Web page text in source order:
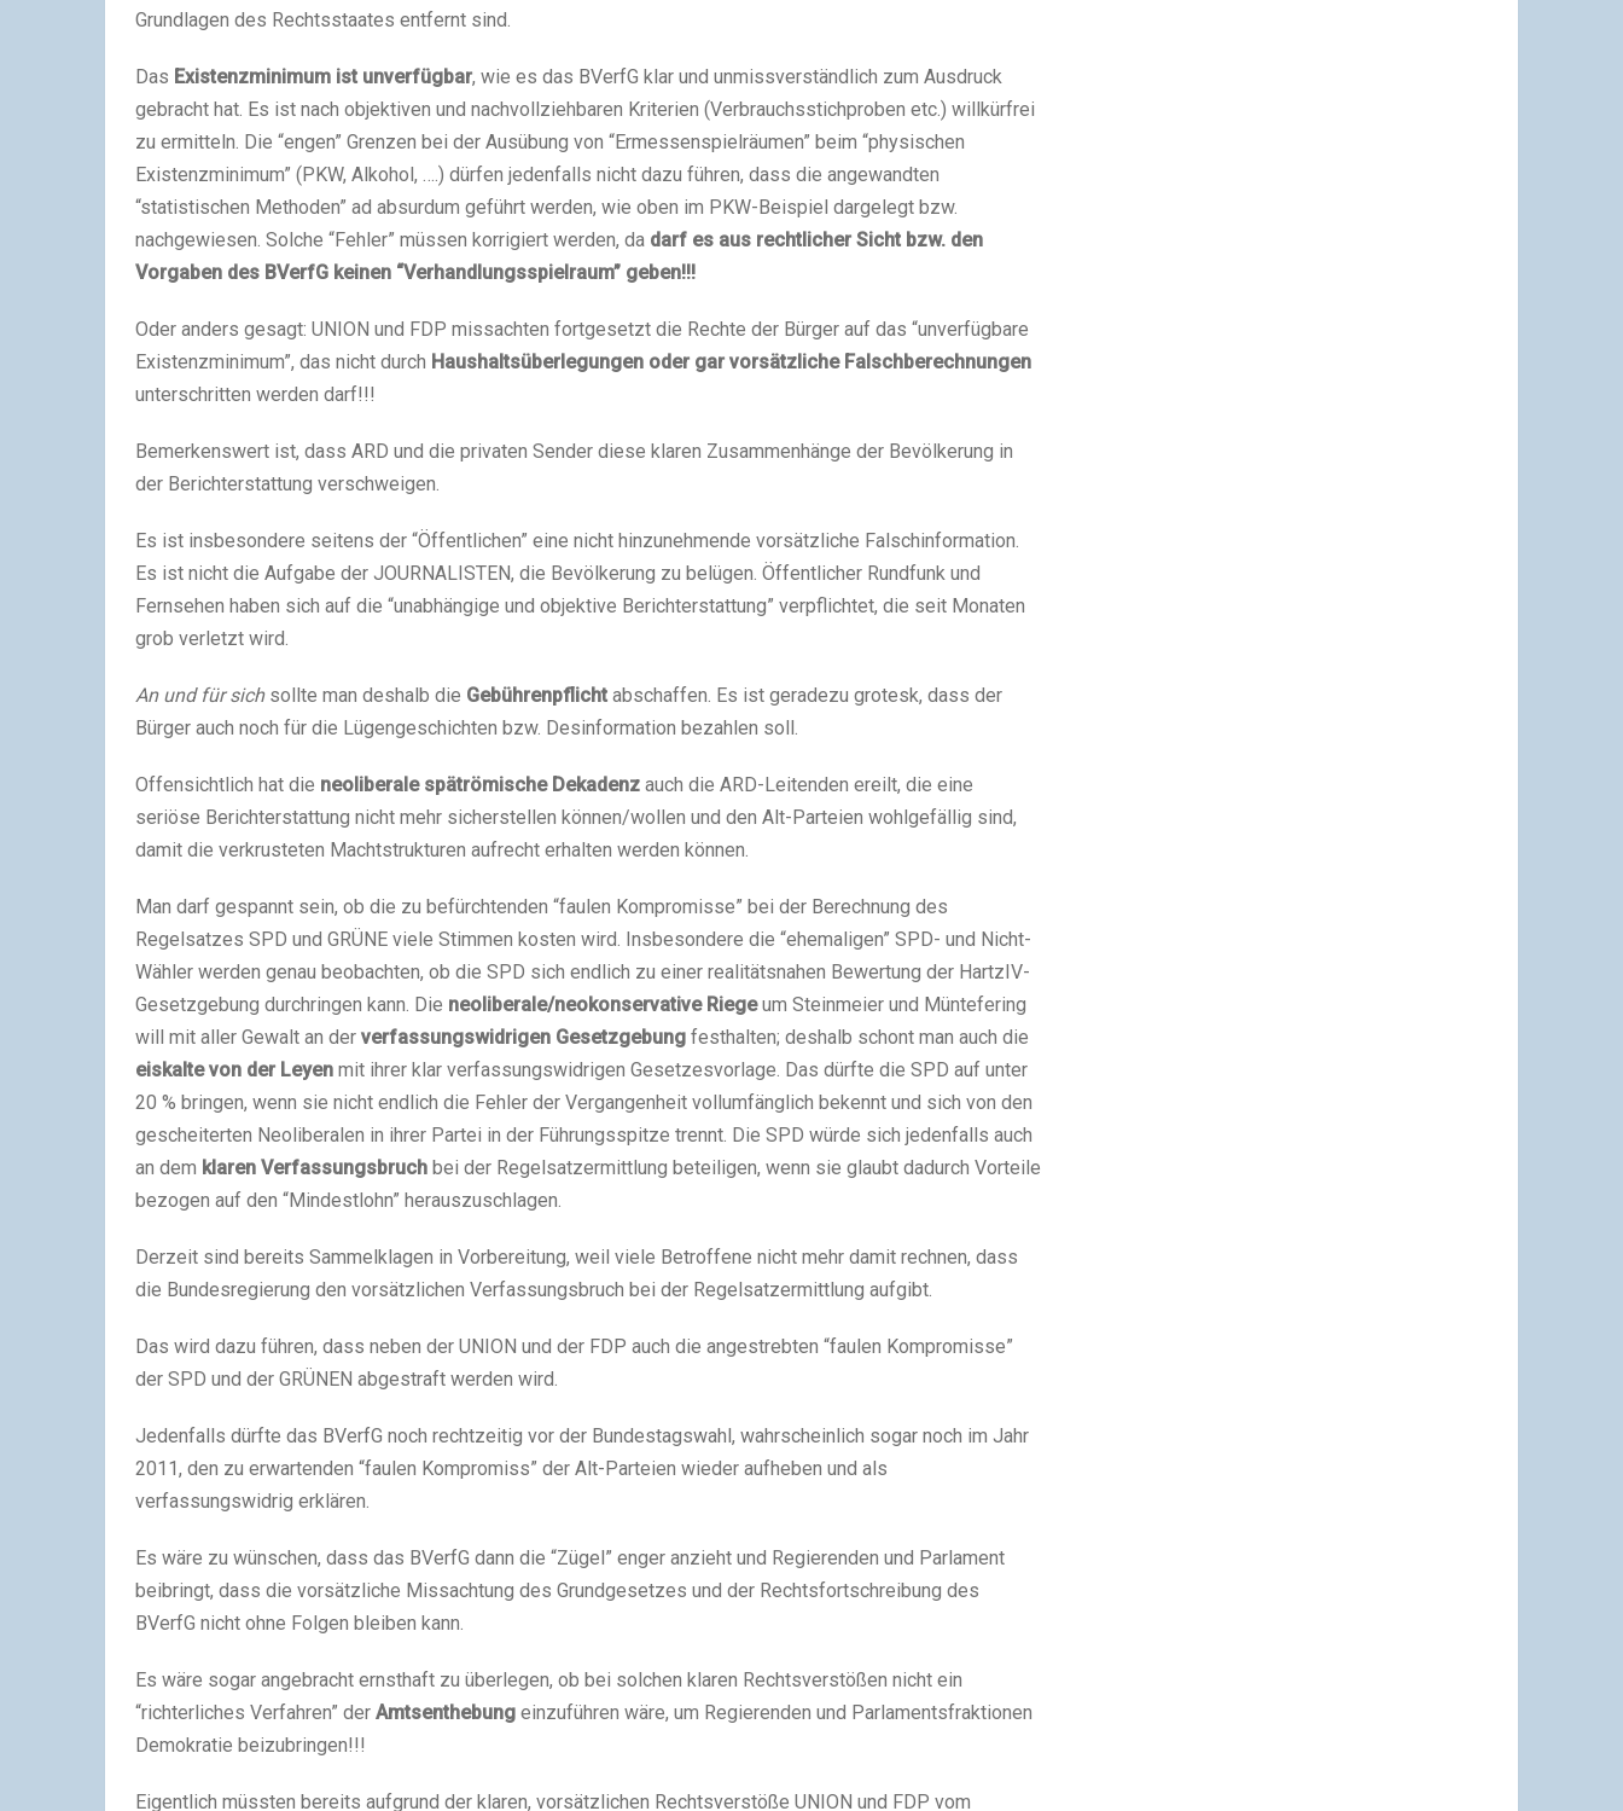
Grundlagen des Rechtsstaates entfernt sind.
Das Existenzminimum ist unverfügbar, wie es das BVerfG klar und unmissverständlich zum Ausdruck
gebracht hat. Es ist nach objektiven und nachvollziehbaren Kriterien (Verbrauchsstichproben etc.) willkürfrei
zu ermitteln. Die “engen” Grenzen bei der Ausübung von “Ermessenspielräumen” beim “physischen
Existenzminimum” (PKW, Alkohol, ….) dürfen jedenfalls nicht dazu führen, dass die angewandten
“statistischen Methoden” ad absurdum geführt werden, wie oben im PKW-Beispiel dargelegt bzw.
nachgewiesen. Solche “Fehler” müssen korrigiert werden, da darf es aus rechtlicher Sicht bzw. den
Vorgaben des BVerfG keinen “Verhandlungsspielraum” geben!!!
Oder anders gesagt: UNION und FDP missachten fortgesetzt die Rechte der Bürger auf das “unverfügbare
Existenzminimum”, das nicht durch Haushaltsüberlegungen oder gar vorsätzliche Falschberechnungen
unterschritten werden darf!!!
Bemerkenswert ist, dass ARD und die privaten Sender diese klaren Zusammenhänge der Bevölkerung in
der Berichterstattung verschweigen.
Es ist insbesondere seitens der “Öffentlichen” eine nicht hinzunehmende vorsätzliche Falschinformation.
Es ist nicht die Aufgabe der JOURNALISTEN, die Bevölkerung zu belügen. Öffentlicher Rundfunk und
Fernsehen haben sich auf die “unabhängige und objektive Berichterstattung” verpflichtet, die seit Monaten
grob verletzt wird.
An und für sich sollte man deshalb die Gebührenpflicht abschaffen. Es ist geradezu grotesk, dass der
Bürger auch noch für die Lügengeschichten bzw. Desinformation bezahlen soll.
Offensichtlich hat die neoliberale spätrömische Dekadenz auch die ARD-Leitenden ereilt, die eine
seriöse Berichterstattung nicht mehr sicherstellen können/wollen und den Alt-Parteien wohlgefällig sind,
damit die verkrusteten Machtstrukturen aufrecht erhalten werden können.
Man darf gespannt sein, ob die zu befürchtenden “faulen Kompromisse” bei der Berechnung des
Regelsatzes SPD und GRÜNE viele Stimmen kosten wird. Insbesondere die “ehemaligen” SPD- und Nicht-
Wähler werden genau beobachten, ob die SPD sich endlich zu einer realitätsnahen Bewertung der HartzIV-
Gesetzgebung durchringen kann. Die neoliberale/neokonservative Riegeum Steinmeier und Müntefering
will mit aller Gewalt an der verfassungswidrigen Gesetzgebung festhalten; deshalb schont man auch die
eiskalte von der Leyen mit ihrer klar verfassungswidrigen Gesetzesvorlage. Das dürfte die SPD auf unter
20 % bringen, wenn sie nicht endlich die Fehler der Vergangenheit vollumfänglich bekennt und sich von den
gescheiterten Neoliberalen in ihrer Partei in der Führungsspitze trennt. Die SPD würde sich jedenfalls auch
an dem klaren Verfassungsbruch bei der Regelsatzermittlung beteiligen, wenn sie glaubt dadurch Vorteile
bezogen auf den “Mindestlohn” herauszuschlagen.
Derzeit sind bereits Sammelklagen in Vorbereitung, weil viele Betroffene nicht mehr damit rechnen, dass
die Bundesregierung den vorsätzlichen Verfassungsbruch bei der Regelsatzermittlung aufgibt.
Das wird dazu führen, dass neben der UNION und der FDP auch die angestrebten “faulen Kompromisse”
der SPD und der GRÜNEN abgestraft werden wird.
Jedenfalls dürfte das BVerfG noch rechtzeitig vor der Bundestagswahl, wahrscheinlich sogar noch im Jahr
2011, den zu erwartenden “faulen Kompromiss” der Alt-Parteien wieder aufheben und als
verfassungswidrig erklären.
Es wäre zu wünschen, dass das BVerfG dann die “Zügel” enger anzieht und Regierenden und Parlament
beibringt, dass die vorsätzliche Missachtung des Grundgesetzes und der Rechtsfortschreibung des
BVerfG nicht ohne Folgen bleiben kann.
Es wäre sogar angebracht ernsthaft zu überlegen, ob bei solchen klaren Rechtsverstößen nicht ein
“richterliches Verfahren” der Amtsenthebung einzuführen wäre, um Regierenden und Parlamentsfraktionen
Demokratie beizubringen!!!
Eigentlich müssten bereits aufgrund der klaren, vorsätzlichen Rechtsverstöße UNION und FDP vom